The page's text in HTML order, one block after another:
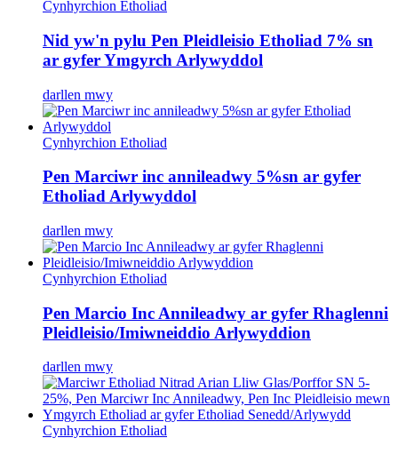
Cynhyrchion Etholiad
Nid yw'n pylu Pen Pleidleisio Etholiad 7% sn
ar gyfer Ymgyrch Arlywyddol
darllen mwy
Cynhyrchion Etholiad
Pen Marciwr inc annileadwy 5%sn ar gyfer
Etholiad Arlywyddol
darllen mwy
Cynhyrchion Etholiad
Pen Marcio Inc Annileadwy ar gyfer Rhaglenni
Pleidleisio/Imiwneiddio Arlywyddion
darllen mwy
Cynhyrchion Etholiad